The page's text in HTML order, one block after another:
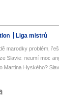
Liga mistrů
marodky problém,
Slavie: neumí moc
Martina Hyského?